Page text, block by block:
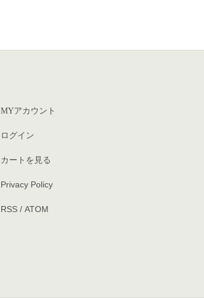
MYアカウント
ログイン
カートを見る
Privacy Policy
RSS/ ATOM